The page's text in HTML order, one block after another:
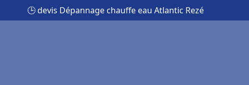
🕒 devis Dépannage chauffe eau Atlantic Rezé